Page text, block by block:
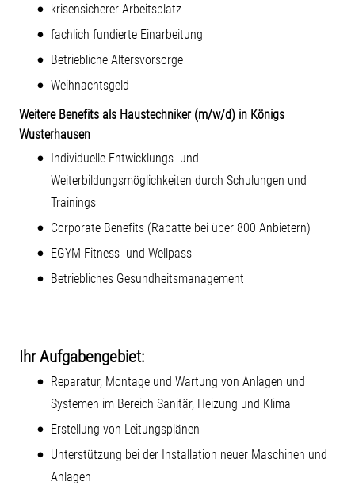
krisensicherer Arbeitsplatz
fachlich fundierte Einarbeitung
Betriebliche Altersvorsorge
Weihnachtsgeld
Weitere Benefits als Haustechniker (m/w/d) in Königs
Wusterhausen
Individuelle Entwicklungs- und
Weiterbildungsmöglichkeiten durch Schulungen und
Trainings
Corporate Benefits (Rabatte bei über 800 Anbietern)
EGYM Fitness- und Wellpass
Betriebliches Gesundheitsmanagement
Ihr Aufgabengebiet:
Reparatur, Montage und Wartung von Anlagen und
Systemen im Bereich Sanitär, Heizung und Klima
Erstellung von Leitungsplänen
Unterstützung bei der Installation neuer Maschinen und
Anlagen